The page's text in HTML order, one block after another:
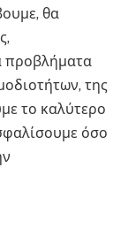
θα
προβλήματα
της
το καλύτερο
όσο